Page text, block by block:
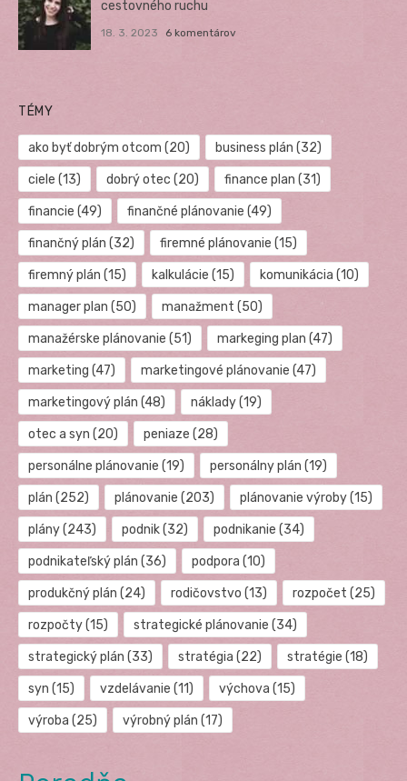
cestovného ruchu
18. 3. 2023 6 komentárov
TÉMY
ako byť dobrým otcom (20) business plán (32)
ciele (13) dobrý otec (20) finance plan (31)
financie (49) finančné plánovanie (49)
finančný plán (32) firemné plánovanie (15)
firemný plán (15) kalkulácie (15) komunikácia (10)
manager plan (50) manažment (50)
manažérske plánovanie (51) markeging plan (47)
marketing (47) marketingové plánovanie (47)
marketingový plán (48) náklady(19)
otec a syn (20) peniaze (28)
personálne plánovanie (19) personálny plán (19)
plán (252) plánovanie (203) plánovanie výroby(15)
plány(243) podnik(32) podnikanie (34)
podnikateľský plán (36) podpora (10)
produkčný plán (24) rodičovstvo (13) rozpočet (25)
rozpočty(15) strategické plánovanie (34)
strategický plán (33) stratégia (22) stratégie (18)
syn (15) vzdelávanie (11) výchova (15)
výroba (25) výrobný plán (17)